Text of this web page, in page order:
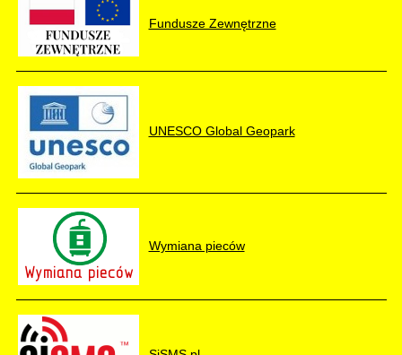
Fundusze Zewnętrzne
UNESCO Global Geopark
Wymiana pieców